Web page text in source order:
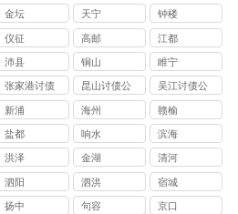
司
金坛 天宁 钟楼
仪征 高邮 江都
沛县 铜山 睢宁
张家港讨债
公司
昆山讨债公
司
吴江讨债公
司
新浦 海州 赣榆
盐都 响水 滨海
洪泽 金湖 清河
泗阳 泗洪 宿城
扬中 句容 京口